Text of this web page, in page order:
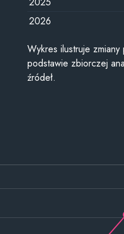
2026
Wykres ilustruje
podstawie zbiorczej
źródeł.